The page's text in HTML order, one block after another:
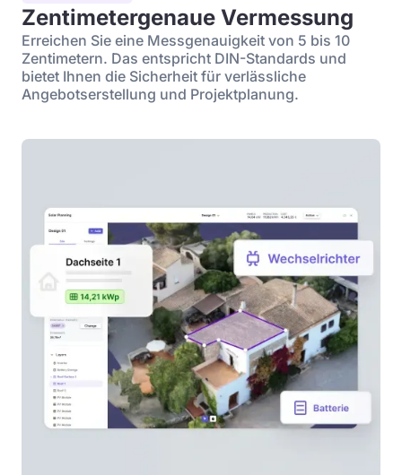
Zentimetergenaue Vermessung
Erreichen Sie eine Messgenauigkeit von 5 bis 10
Zentimetern. Das entspricht DIN-Standards und
bietet Ihnen die Sicherheit für verlässliche
Angebotserstellung und Projektplanung.